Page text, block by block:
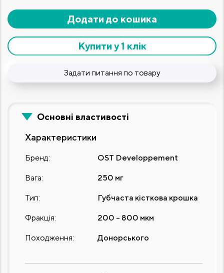
Додати до кошика
Купити у 1 клік
Задати питання по товару
Основні властивості
Характеристики
Бренд: OST Developpement
Вага: 250 мг
Тип: Губчаста кісткова крошка
Фракція: 200 – 800 мкм
Походження: Донорського